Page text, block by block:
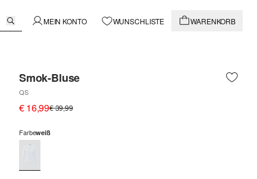
MEIN KONTO WUNSCHLISTE WARENKORB
Smok-Bluse
QS
€ 16,99€ 39,99
Farbeweiß